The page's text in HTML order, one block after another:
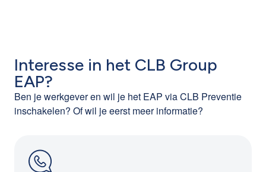
Interesse in het CLB Group
EAP?
Ben je werkgever en wil je het EAP via CLB Preventie
inschakelen? Of wil je eerst meer informatie?